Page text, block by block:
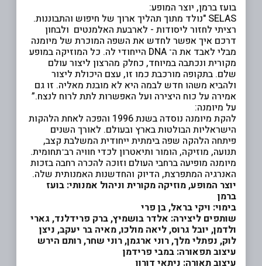
בועז ברמן, יוצר המופע:
SELAS " נולד מתוך תהליך ארוך של חיפוש והתבוננות.
רציתי לחזור ליסודות - לארבעת האלמנטים ולבחון
דרכם איך אפשר לחדש את השפה המוכרת של מיומנה
מבלי לאבד את ה־ DNA הייחודי לה. כל המוזיקה במופע
מקורית ונכתבה במיוחד, כחלק מהרצון ליצור עולם
שלם. בתקופה מורכבת כמו זו, עצם היכולת ליצור
ולהביא משהו חדש לבמה היא לא מובנת מאליה. זו גם
אמירה על כוח היצירה ועל האפשרות לתת לרוח לנצח.”
על מיומנה:
להקת מיומנה נוסדה בשנת 1996 והפכה לאחת הלהקות
הישראליות הבולטות בארץ ובעולם. לאורך השנים
פיתחה הלהקה שפה בימתית ייחודית המשלבת קצב,
תנועה, מוזיקה, הומור ותיאטרון לכדי חוויה רב־תחומית.
מיומנה מופיעה ברחבי העולם וזוכה להכרה רחבה בזכות
האנרגיה המתפרצת, הדיוק והחדשנות האמנותית שלה.
יוצר המופע, מוזיקה מקורית וניהול אמנותי: בועז
ברמן
בימוי: ויקי בראל, בן פרי
שותפים ליצירה: אלדר בושמיץ, ברק פרידלנד, גארי
ולדמן, יובל גרוס, ליאה מולכו, מאיה בר יעקב, ניצן
לוק, נפתלי מלך, רוני ארגמן, רוני שחר, רותם הירש
עיצוב תפאורה: במבי פרידמן
עיצוב תאורה: ניתאי דורון